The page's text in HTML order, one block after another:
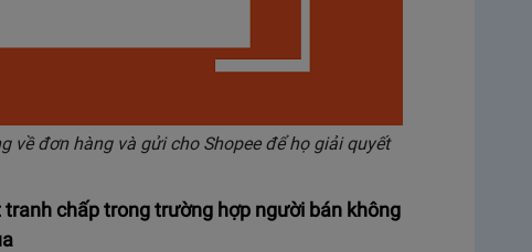
về đơn hàng và gửi cho Shopee để họ giải quyết
chấp trong trường hợp người bán không